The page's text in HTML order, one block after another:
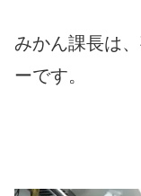
みかん課長は
ーです。